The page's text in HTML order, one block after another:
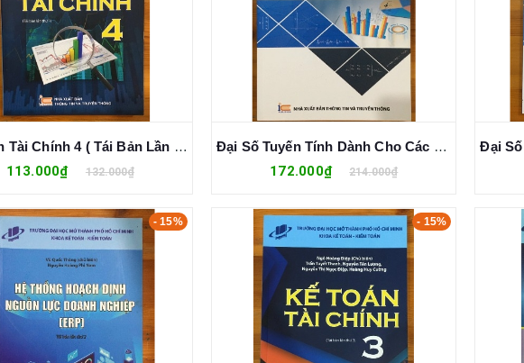
Kế Toán Tài Chính 4 ( Tái Bản Lần 1) - Ngô Hoàng Điệp
113.000₫ 132.000₫
Đại Số Tuyến Tính Dành Cho Các Khối Ngành Kinh Tế (Tái Bản Lần 4) - Trần Trung Kiệt
172.000₫ 214.000₫
- 15% - 15%